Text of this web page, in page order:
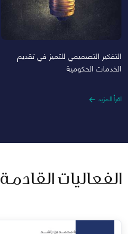
التفكير التصميمي للتميز في تقديم
الخدمات الحكومية
اقرأ المزيد
الفعاليات القادمة